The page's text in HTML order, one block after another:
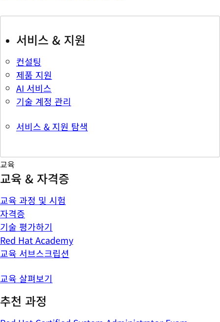
서비스 & 지원
컨설팅
제품 지원
AI 서비스
기술 계정 관리
서비스 & 지원 탐색
교육
교육 & 자격증
교육 과정 및 시험
자격증
기술 평가하기
Red Hat Academy
교육 서브스크립션
교육 살펴보기
추천 과정